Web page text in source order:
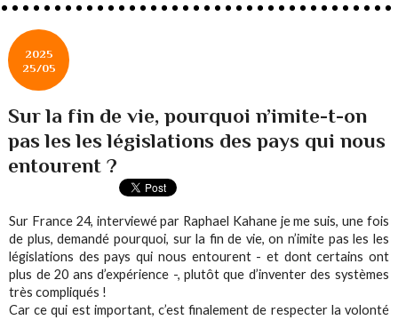
2025
25/05
Sur la fin de vie, pourquoi n’imite-t-on
pas les les législations des pays qui nous
entourent ?
Sur France 24, interviewé par Raphael Kahane je me suis, une fois
de plus, demandé pourquoi, sur la fin de vie, on n’imite pas les les
législations des pays qui nous entourent - et dont certains ont
plus de 20 ans d’expérience -, plutôt que d’inventer des systèmes
très compliqués !
Car ce qui est important, c’est finalement de respecter la volonté